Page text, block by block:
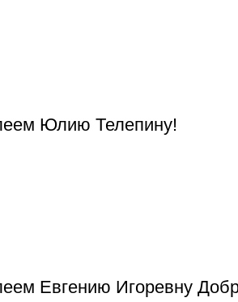
Юлию Телепину!
Евгению Игоревну